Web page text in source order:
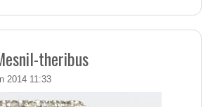
theribus
2014 11:33